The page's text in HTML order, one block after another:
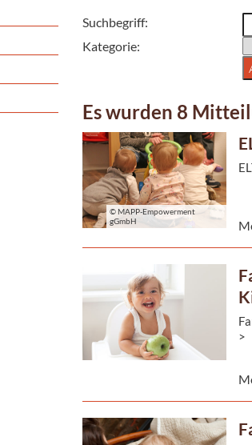
Suchbegriff:
Kategorie:
Es wurden 8
© MAPP-Empowerment
gGmbH
>